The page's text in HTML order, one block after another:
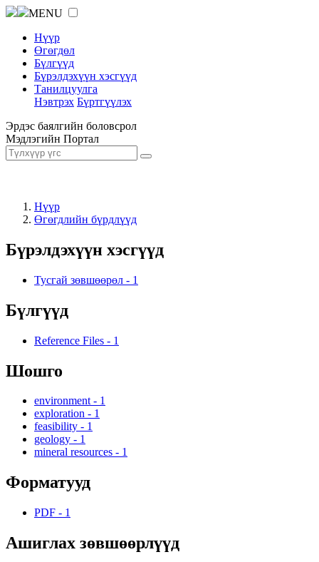
MENU
Нүүр
Өгөгдөл
Бүлгүүд
Бүрэлдэхүүн хэсгүүд
Танилцуулга
Нэвтрэх Бүртгүүлэх
Эрдэс баялгийн боловсрол
Мэдлэгийн Портал
Нүүр
Өгөгдлийн бүрдлүүд
Бүрэлдэхүүн хэсгүүд
Тусгай зөвшөөрөл - 1
Бүлгүүд
Reference Files - 1
Шошго
environment - 1
exploration - 1
feasibility - 1
geology - 1
mineral resources - 1
Форматууд
PDF - 1
Ашиглах зөвшөөрлүүд